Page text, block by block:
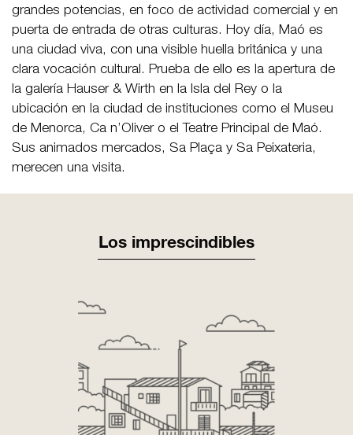
grandes potencias, en foco de actividad comercial y en
puerta de entrada de otras culturas. Hoy día, Maó es
una ciudad viva, con una visible huella británica y una
clara vocación cultural. Prueba de ello es la apertura de
la galería Hauser & Wirth en la Isla del Rey o la
ubicación en la ciudad de instituciones como el Museu
de Menorca, Ca n’Oliver o el Teatre Principal de Maó.
Sus animados mercados, Sa Plaça y Sa Peixateria,
merecen una visita.
Los imprescindibles